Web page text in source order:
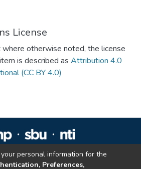
License
where otherwise noted, the license
is described as Attribution 4.0
(CC BY 4.0)
Institucional da UENP
personal information for the
Preferences,